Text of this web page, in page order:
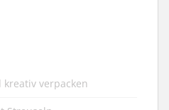
kreativ verpacken